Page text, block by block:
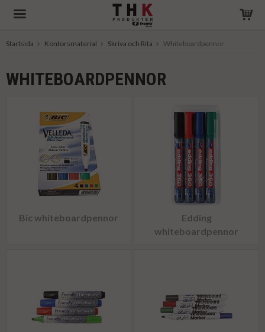
Startsida Kontorsmaterial Skriva och Rita Whiteboardpennor
WHITEBOARDPENNOR
Bic whiteboardpennor
Edding
whiteboardpennor